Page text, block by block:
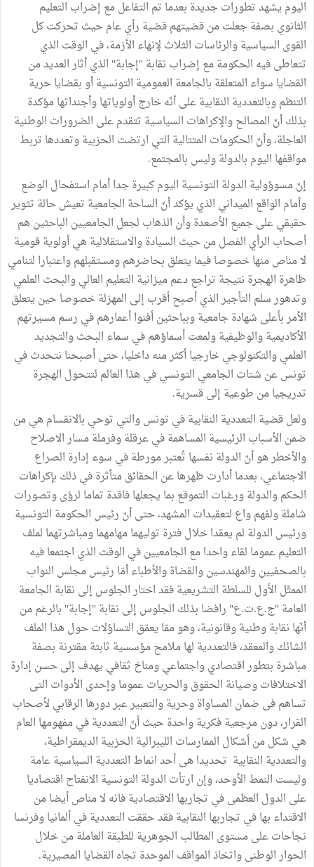
اليوم يشهد تطورات جديدة بعدما تم التفاعل مع إضراب التعليم
الثانوي بصفة جعلت من قضيتهم قضية رأي عام حيث تحركت كل
القوى السياسية والرئاسات الثلاث لإنهاء الأزمة، في الوقت الذي
تتعاطى فيه الحكومة مع إضراب نقابة "إجابة" الذي أثار العديد من
القضايا سواء المتعلقة بالجامعة العمومية التونسية أو بقضايا حرية
التنظم وبالتعددية النقابية على أنّه خارج أولوياتها وأجنداتها مؤكدة
بذلك أنّ المصالح والإكراهات السياسية تتقدم على الضرورات الوطنية
العاجلة، وأنّ الحكومات المتتالية التي ارتضت الحزبية وتعددها تربط
مواقفها اليوم بالدولة وليس بالمجتمع.
إنّ مسوؤولية الدولة التونسية اليوم كبيرة جدا أمام استفحال الوضع
وأمام الواقع الميداني الذي يؤكد أنّ الساحة الجامعية تعيش حالة تثوير
حقيقي على جميع الأصعدة وأن الذهاب لجعل الجامعيين الباحثين هم
أصحاب الرأي الفصل من حيث السيادة والاستقلالية هي أولوية قومية
لا مناص منها خصوصا فيما يتعلق بحاضرهم ومستقبلهم واعتبارا لتنامي
ظاهرة الهجرة نتيجة تراجع دعم ميزانية التعليم العالي والبحث العلمي
وتدهور سلم التأجير الذي أصبح أقرب إلى المهزلة خصوصا حين يتعلق
الأمر بأعلى شهادة جامعية وبباحثين أفنوا أعمارهم في رسم مسيرتهم
الأكاديمية والوظيفية ولمعت أسماؤهم في سماء البحث والتجديد
العلمي والتكنولوجي خارجيا أكثر منه داخليا، حتى أصبحنا نتحدث في
تونس عن شتات الجامعي التونسي في هذا العالم لتتحول الهجرة
تدريجيا من طوعية إلى قسرية.
ولعل قضية التعددية النقابية في تونس والتي توحي بالانقسام هي من
ضمن الأسباب الرئيسية المساهمة في عرقلة وفرملة مسار الاصلاح
والأخطر هو أنّ الدولة نفسها تُعتبر مورطة في سوء إدارة الصراع
الاجتماعي، بعدما أدارت ظهرها عن الحقائق متأثرة في ذلك بإكراهات
الحكم والدولة ورغبات التموقع بما يجعلها فاقدة تماما لرؤى وتصورات
شاملة ولفهم واع لتعقيدات المشهد، حتى أنّ رئيس الحكومة التونسية
ورئيس الدولة لم يعقدا خلال فترة توليهما مهامهما ومباشرتهما لملف
التعليم عموما لقاء واحدا مع الجامعيين في الوقت الذي اجتمعا فيه
بالصحفيين والمهندسين والقضاة والأطباء أمّا رئيس مجلس النواب
الممثّل الأول للسلطة التشريعية فقد اختار الجلوس إلى نقابة الجامعة
العامة "ج.ع.ت.ع" رافضا بذلك الجلوس إلى نقابة "إجابة" بالرغم من
أنّها نقابة وطنية وقانونية، وهو ممّا يعمّق التساؤلات حول هذا الملف
الشائك والمعقد، فالتعددية لها ملامح مؤسسية ثابتة مقترنة بصفة
مباشرة بتطور اقتصادي واجتماعي ومناخ ثقافي يهدف إلى حسن إدارة
الاختلافات وصيانة الحقوق والحريات عموما وإحدى الأدوات التى
تساهم فى ضمان المساواة وحرية والتعبير عبر دورها الرقابي لأصحاب
القرار، دون مرجعية فكرية واحدة حيث أنّ التعددية في مفهومها العام
هي شكل من أشكال الممارسات الليبرالية الحزبية الديمقراطية،
والتعددية النقابية تحديدا هى أحد انماط التعددية السياسية عامة
وليست النمط الأوحد، وإن ارتأت الدولة التونسية الانفتاح اقتصاديا
على الدول العظمى في تجاربها الاقتصادية فانه لا مناص أيضا من
الاقتداء بها في تجاربها النقابية فقد حققت التعددية في ألمانيا وفرنسا
نجاحات على مستوى المطالب الجوهرية للطبقة العاملة من خلال
الحوار الوطنى واتخاذ المواقف الموحدة تجاه القضايا المصيرية.